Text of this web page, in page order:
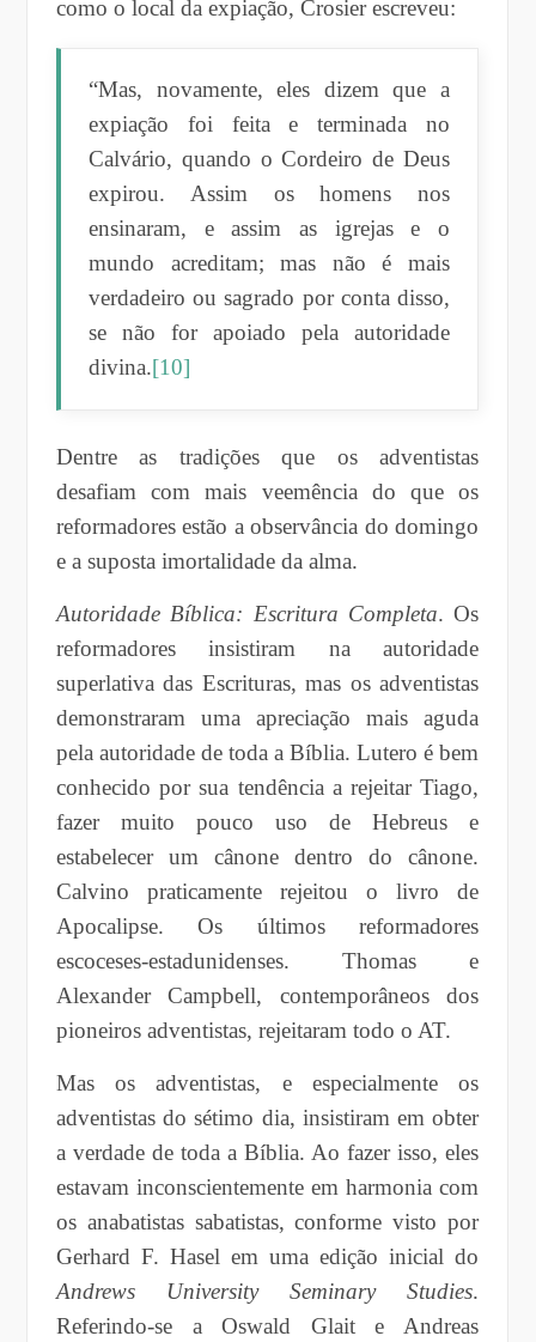
como o local da expiação, Crosier escreveu:
“Mas, novamente, eles dizem que a
expiação foi feita e terminada no
Calvário, quando o Cordeiro de Deus
expirou. Assim os homens nos
ensinaram, e assim as igrejas e o
mundo acreditam; mas não é mais
verdadeiro ou sagrado por conta disso,
se não for apoiado pela autoridade
divina.[10]
Dentre as tradições que os adventistas
desafiam com mais veemência do que os
reformadores estão a observância do domingo
e a suposta imortalidade da alma.
Autoridade Bíblica: Escritura Completa. Os
reformadores insistiram na autoridade
superlativa das Escrituras, mas os adventistas
demonstraram uma apreciação mais aguda
pela autoridade de toda a Bíblia. Lutero é bem
conhecido por sua tendência a rejeitar Tiago,
fazer muito pouco uso de Hebreus e
estabelecer um cânone dentro do cânone.
Calvino praticamente rejeitou o livro de
Apocalipse. Os últimos reformadores
escoceses-estadunidenses. Thomas e
Alexander Campbell, contemporâneos dos
pioneiros adventistas, rejeitaram todo o AT.
Mas os adventistas, e especialmente os
adventistas do sétimo dia, insistiram em obter
a verdade de toda a Bíblia. Ao fazer isso, eles
estavam inconscientemente em harmonia com
os anabatistas sabatistas, conforme visto por
Gerhard F. Hasel em uma edição inicial do
Andrews University Seminary Studies.
Referindo-se a Oswald Glait e Andreas